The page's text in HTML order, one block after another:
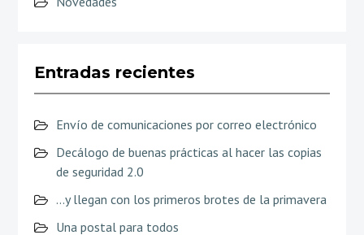
Entradas recientes
Envío de comunicaciones por correo electrónico
Decálogo de buenas prácticas al hacer las copias
de seguridad 2.0
…y llegan con los primeros brotes de la primavera
Una postal para todos